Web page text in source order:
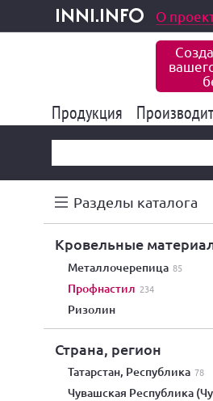
inni.info
и услуги О
Продукция 177 822
Разделы каталога
кровельные
металлочерепица 85
профнастил 234
ризолин
Страна, регион
Татарстан, Республика 78
Чувашская Республика